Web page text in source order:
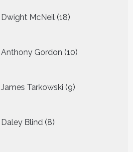
Dwight McNeil 18
producten
Anthony Gordon 10
producten
James Tarkowski 9
producten
Daley Blind 8
producten